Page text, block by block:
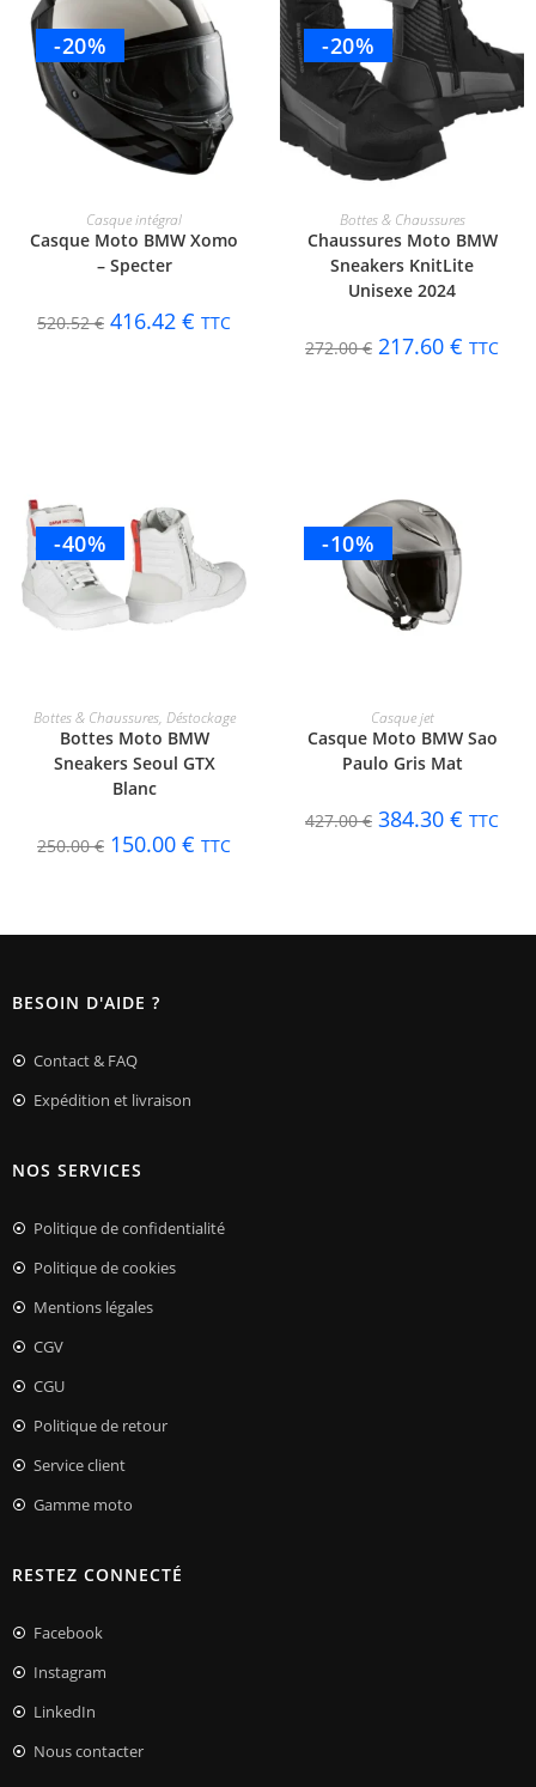
-20%
CHOIX DES OPTIONS
Casque intégral
Casque Moto BMW Xomo
– Specter
520.52€ 416.42 € TTC
-20%
CHOIX DES OPTIONS
Bottes & Chaussures
Chaussures Moto BMW
Sneakers KnitLite
Unisexe 2024
272.00€ 217.60 € TTC
-40%
CHOIX DES OPTIONS
Bottes & Chaussures, Déstockage
Bottes Moto BMW
Sneakers Seoul GTX
Blanc
250.00€ 150.00 € TTC
-10%
CHOIX DES OPTIONS
Casque jet
Casque Moto BMW Sao
Paulo Gris Mat
427.00€ 384.30 € TTC
BESOIN D'AIDE ?
Contact & FAQ
Expédition et livraison
NOS SERVICES
Politique de confidentialité
Politique de cookies
Mentions légales
CGV
CGU
Politique de retour
Service client
Gamme moto
RESTEZ CONNECTÉ
Facebook
Instagram
LinkedIn
Nous contacter